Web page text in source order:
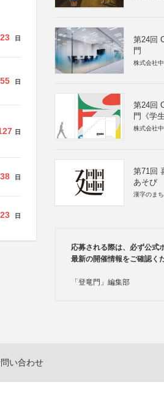
23 日
55 日
日
38 日
23 日
第24回
門
株式会社
第24回
門《学
株式会社
第71回
あそび
漢字のま
応募される際は、必ず公式
最新の開催情報をご確認く
「登竜門」編集部
い合わせ